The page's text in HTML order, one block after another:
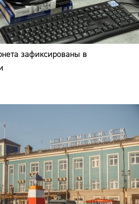
зафиксированы в